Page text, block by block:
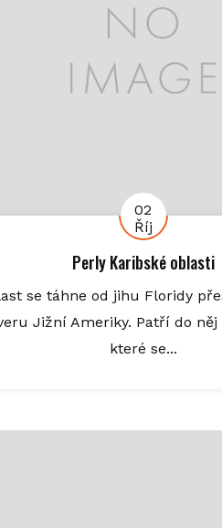
02
Říj
Perly Karibské oblasti
se táhne od jihu Floridy
Jižní Ameriky. Patří do něj
které se...